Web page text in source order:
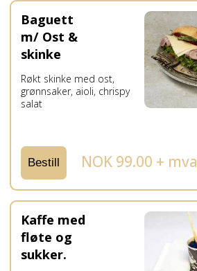
Baguett
m/ Ost &
skinke
Røkt skinke med ost,
grønnsaker, aioli, chrispy
salat
Bestill NOK 99.00 + mva
Kaffe med
fløte og
sukker.